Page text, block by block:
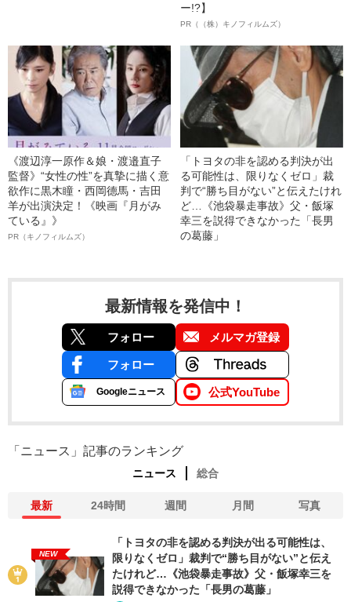
ー!?】
PR（（株）キノフィルムズ）
《渡辺淳一原作＆娘・渡邉直子
監督》“女性の性”を真摯に描く意
欲作に黒木瞳・西岡德馬・吉田
羊が出演決定！《映画『月がみ
ている』》
PR（キノフィルムズ）
「トヨタの非を認める判決が出
る可能性は、限りなくゼロ」裁
判で“勝ち目がない”と伝えたけれ
ど…《池袋暴走事故》父・飯塚
幸三を説得できなかった「長男
の葛藤」
最新情報を発信中！
フォロー メルマガ登録
フォロー
Googleニュース 公式YouTube
「ニュース」記事のランキング
ニュース 総合
最新 24時間 週間 月間 写真
NEW
「トヨタの非を認める判決が出る可能性は、
限りなくゼロ」裁判で“勝ち目がない”と伝え
たけれど…《池袋暴走事故》父・飯塚幸三を
説得できなかった「長男の葛藤」